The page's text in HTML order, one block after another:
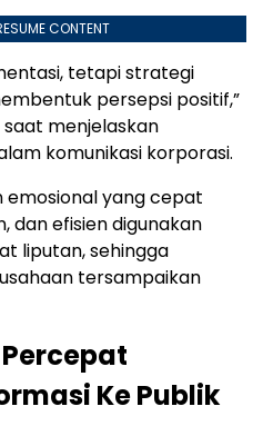
CONTENT
tetapi strategi
persepsi positif,”
menjelaskan
komunikasi korporasi.
emosional yang cepat
dan efisien digunakan
liputan, sehingga
tersampaikan
Ke Publik